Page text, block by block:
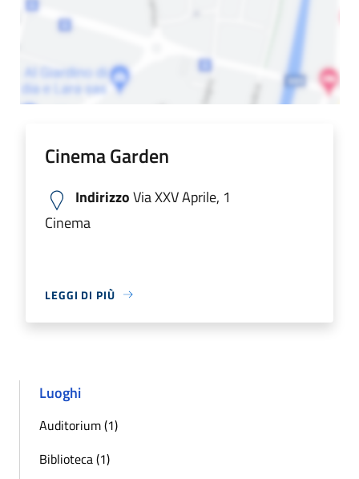
Cinema Garden
IndirizzoVia XXV Aprile, 1
Cinema
LEGGI DI PIÙ
Luoghi
Auditorium (1)
Biblioteca (1)